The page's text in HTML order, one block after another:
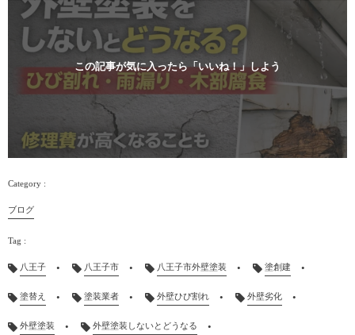
この記事が気に入ったら「いいね！」しよう
ブログ
八王子 八王子市 八王子市外壁塗装 塗創建
塗替え 塗装業者 外壁ひび割れ 外壁劣化
外壁塗装 外壁塗装しないとどうなる